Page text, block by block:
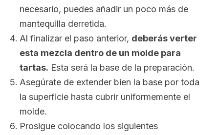
necesario, puedes añadir un poco más de
mantequilla derretida.
Al finalizar el paso anterior, deberás verter
esta mezcla dentro de un molde para
tartas. Esta será la base de la preparación.
Asegúrate de extender bien la base por toda
la superficie hasta cubrir uniformemente el
molde.
Prosigue colocando los siguientes